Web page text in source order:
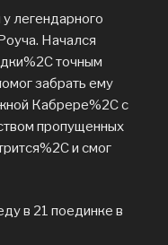
легендарного
Начался
точным
забрать ему
Кабрере%2C с
пропущенных
и смог
в 21 поединке в